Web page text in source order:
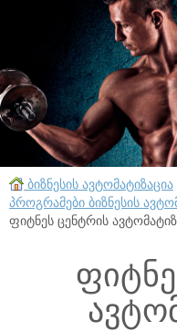
ბიზნესის ავტომატიზაცია
პროგრამები ბიზნესის
ფიტნეს ცენტრის